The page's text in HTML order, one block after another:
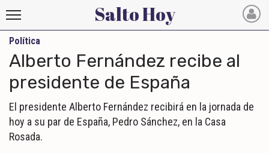
Salto
Hoy
INICIO
NOTICIAS RECIENTES
Salto Hoy
Política
Alberto Fernández recibe al
presidente de España
El presidente Alberto Fernández recibirá en la jornada de
hoy a su par de España, Pedro Sánchez, en la Casa
Rosada.